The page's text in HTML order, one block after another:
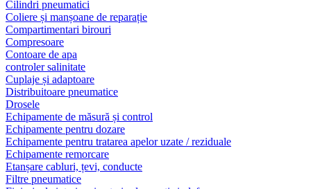
Cilindri pneumatici
Coliere și manșoane de reparație
Compartimentari birouri
Compresoare
Contoare de apa
controler salinitate
Cuplaje și adaptoare
Distribuitoare pneumatice
Drosele
Echipamente de măsură și control
Echipamente pentru dozare
Echipamente pentru tratarea apelor uzate / reziduale
Echipamente remorcare
Etanșare cabluri, țevi, conducte
Filtre pneumatice